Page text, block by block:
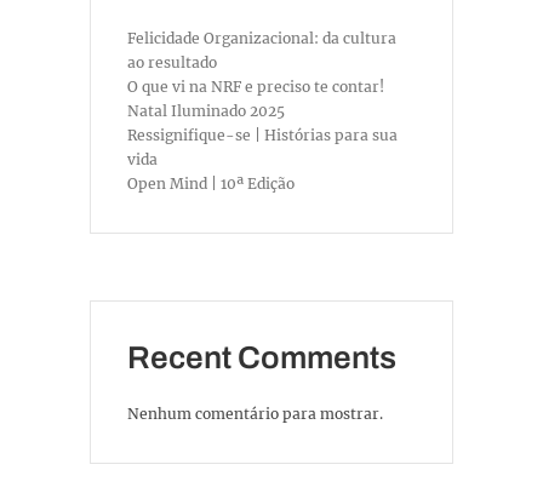
Felicidade Organizacional: da cultura
ao resultado
O que vi na NRF e preciso te contar!
Natal Iluminado 2025
Ressignifique-se | Histórias para sua
vida
Open Mind | 10ª Edição
Recent Comments
Nenhum comentário para mostrar.